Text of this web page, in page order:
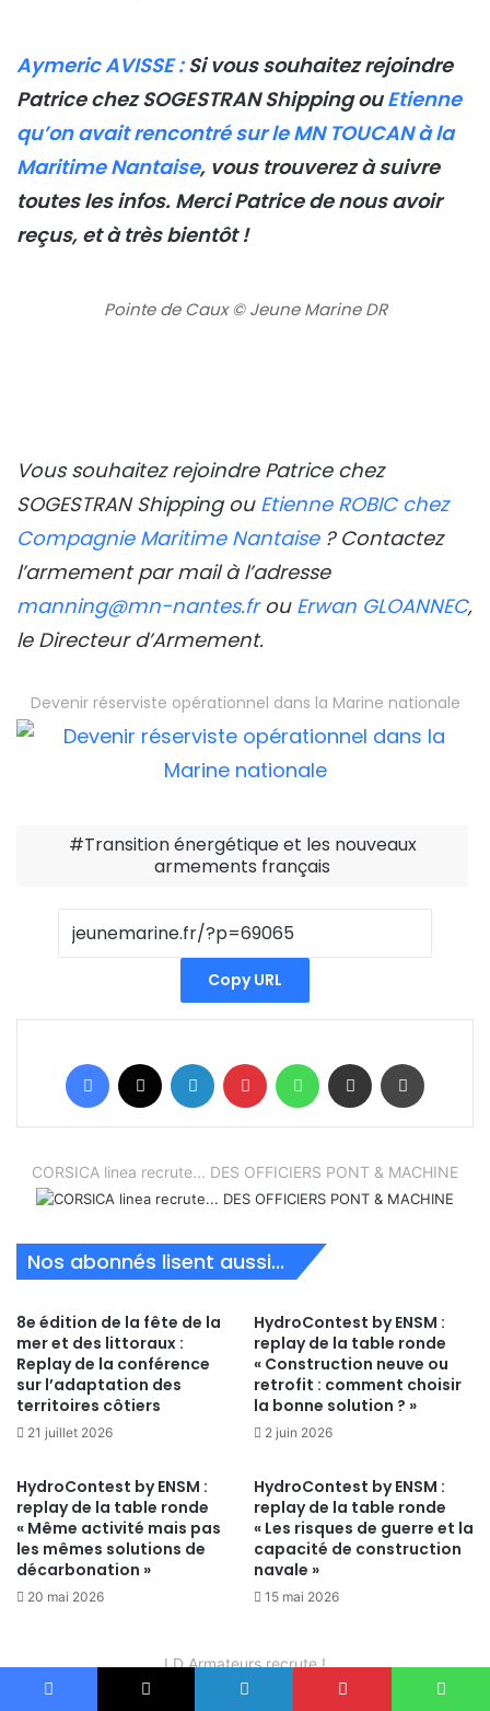
Aymeric AVISSE :Si vous souhaitez rejoindre
Patrice chez SOGESTRAN Shipping ouEtienne
qu’on avait rencontré sur le MN TOUCAN à la
Maritime Nantaise, vous trouverez à suivre
toutes les infos. Merci Patrice de nous avoir
reçus, et à très bientôt !
Pointe de Caux © Jeune Marine DR
Vous souhaitez rejoindre Patrice chez
SOGESTRAN Shipping ou Etienne ROBIC chez
Compagnie Maritime Nantaise? Contactez
l’armement par mail à l’adresse
manning@mn-nantes.frou Erwan GLOANNEC,
le Directeur d’Armement.
Devenir réserviste opérationnel dans la Marine nationale
Transition énergétique et les nouveaux
armements français
Copy URL
Facebook Linkedin Pinterest WhatsAppPartager par email
CORSICA linea recrute... DES OFFICIERS PONT & MACHINE
Nos abonnés lisent aussi...
8e édition de la fête de la
mer et des littoraux :
Replay de la conférence
sur l’adaptation des
territoires côtiers
21 juillet 2026
HydroContest by ENSM :
replay de la table ronde
« Construction neuve ou
retrofit : comment choisir
la bonne solution ? »
2 juin 2026
HydroContest by ENSM :
replay de la table ronde
« Même activité mais pas
les mêmes solutions de
décarbonation »
20 mai 2026
HydroContest by ENSM :
replay de la table ronde
« Les risques de guerre et la
capacité de construction
navale »
15 mai 2026
LD Armateurs recrute !